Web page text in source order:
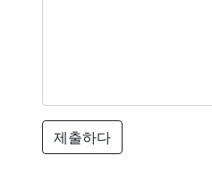
제출하다